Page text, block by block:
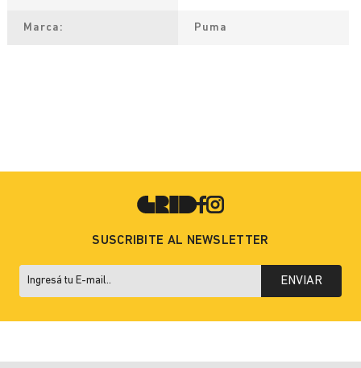
Marca Puma
SUSCRIBITE AL NEWSLETTER
ENVIAR